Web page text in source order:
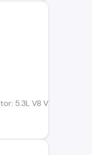
5.3L V8 Vortec